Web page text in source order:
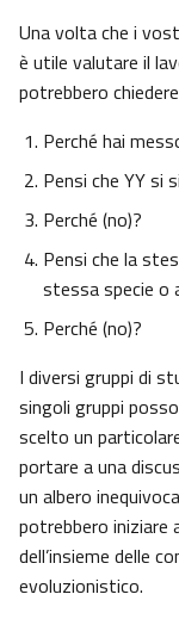
Una volta che i
è utile valutare il
potrebbero
Perché hai
Pensi che YY si
Perché (no)?
Pensi che la
stessa specie o
Perché (no)?
I diversi gruppi di
singoli gruppi
scelto un
portare a una
un albero
potrebbero iniziare
dell’insieme delle
evoluzionistico.